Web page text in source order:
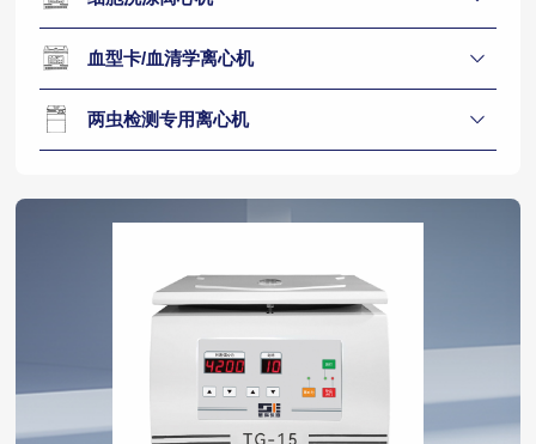
血型卡/血清学离心机
两虫检测专用离心机